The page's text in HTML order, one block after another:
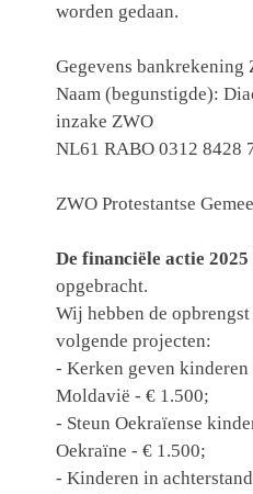
worden gedaan.
Gegevens bankrekening
Naam (begunstigde):
inzake ZWO
NL61 RABO 0312 8428
ZWO Protestantse
De financiële actie 2025
opgebracht.
Wij hebben de opbrengst
volgende projecten:
- Kerken geven kinderen
Moldavië - € 1.500;
- Steun Oekraïense
Oekraïne - € 1.500;
- Kinderen in